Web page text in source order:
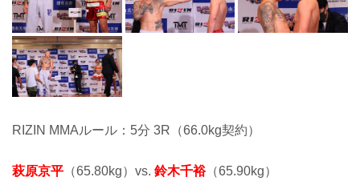
RIZIN MMAルール：5分 3R（66.0kg契約）
萩原京平 （65.80kg）vs. 鈴木千裕（65.90kg）